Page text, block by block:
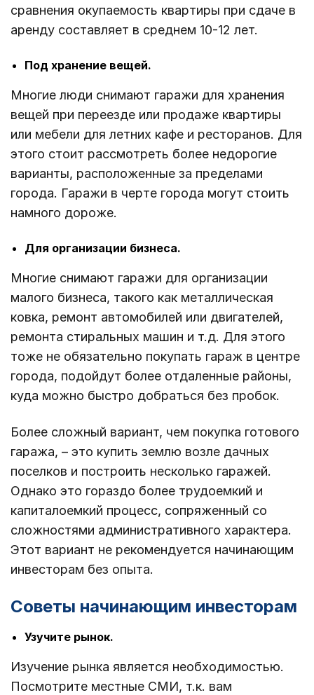
сравнения окупаемость квартиры при сдаче в
аренду составляет в среднем 10-12 лет.
Под хранение вещей.
Многие люди снимают гаражи для хранения
вещей при переезде или продаже квартиры
или мебели для летних кафе и ресторанов. Для
этого стоит рассмотреть более недорогие
варианты, расположенные за пределами
города. Гаражи в черте города могут стоить
намного дороже.
Для организации бизнеса.
Многие снимают гаражи для организации
малого бизнеса, такого как металлическая
ковка, ремонт автомобилей или двигателей,
ремонта стиральных машин и т.д. Для этого
тоже не обязательно покупать гараж в центре
города, подойдут более отдаленные районы,
куда можно быстро добраться без пробок.
Более сложный вариант, чем покупка готового
гаража, – это купить землю возле дачных
поселков и построить несколько гаражей.
Однако это гораздо более трудоемкий и
капиталоемкий процесс, сопряженный со
сложностями административного характера.
Этот вариант не рекомендуется начинающим
инвесторам без опыта.
Советы начинающим инвесторам
Узучите рынок.
Изучение рынка является необходимостью.
Посмотрите местные СМИ, т.к. вам